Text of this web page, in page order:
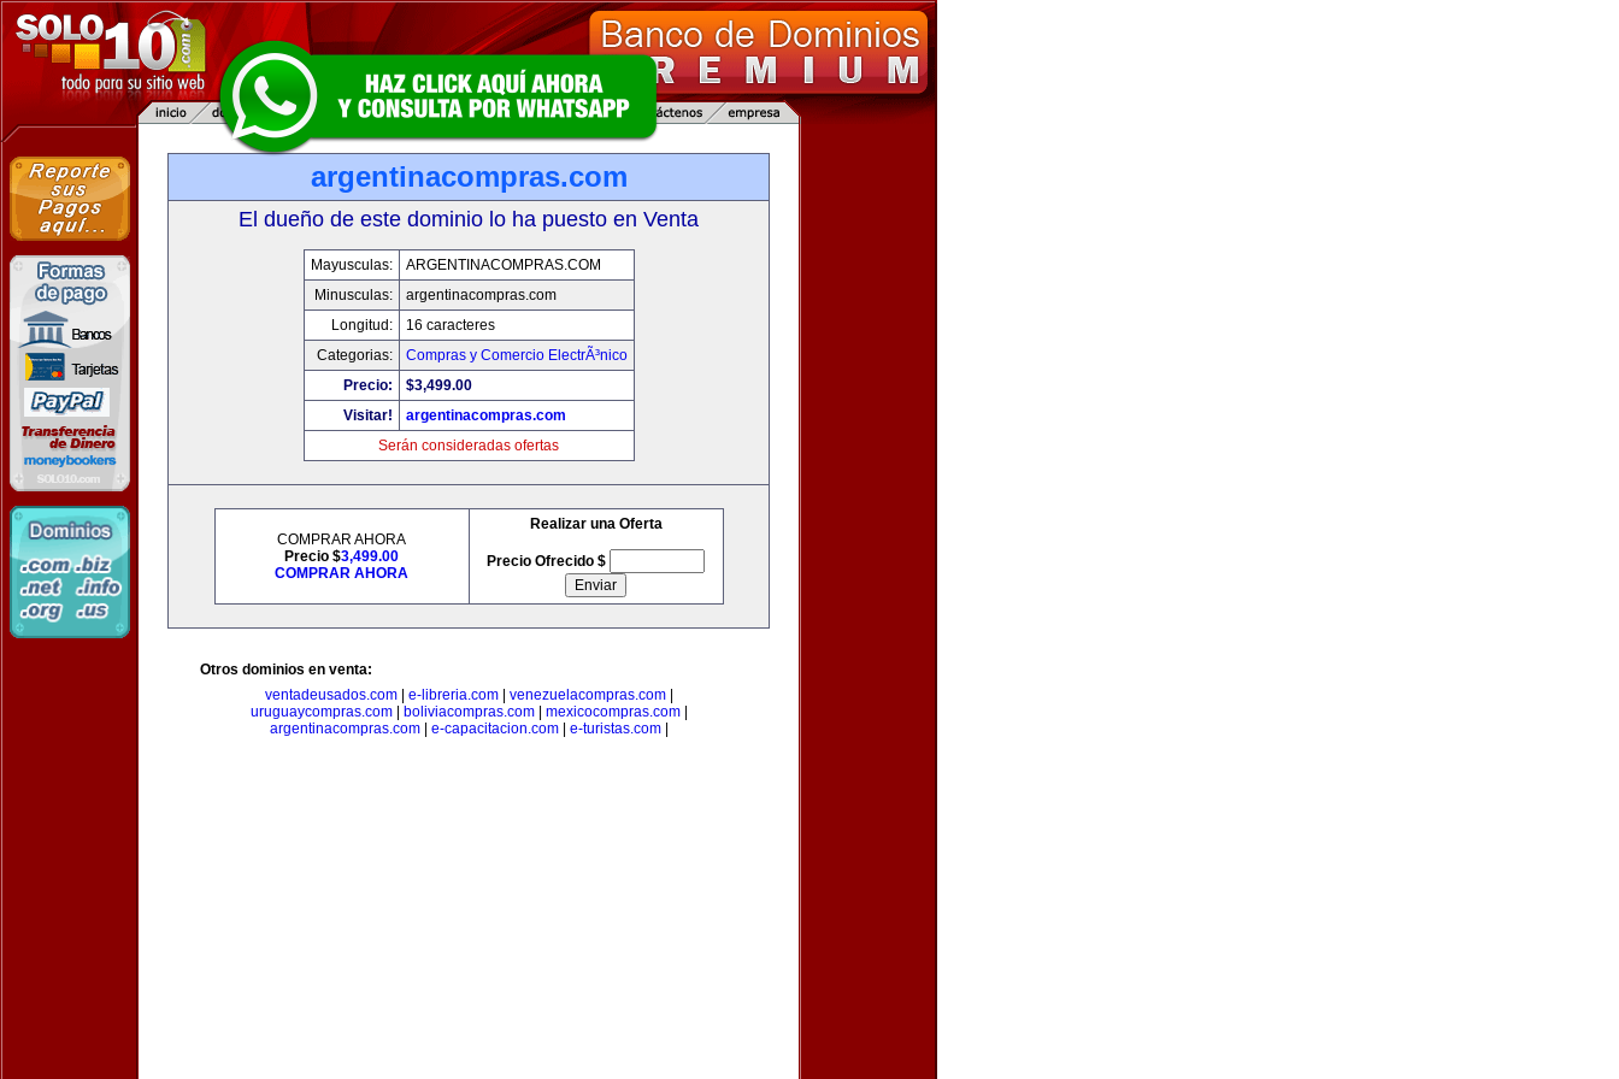
argentinacompras.com
El dueño de este dominio lo ha puesto en Venta
Mayusculas:
ARGENTINACOMPRAS.COM
Minusculas:
argentinacompras.com
Longitud:
16 caracteres
Categorias:
Compras y Comercio ElectrÃ³nico
Precio:
$3,499.00
Visitar!
argentinacompras.com
Serán consideradas ofertas
COMPRAR AHORA
Precio $3,499.00
COMPRAR AHORA
Realizar una Oferta
Precio Ofrecido $
Otros dominios en venta:
ventadeusados.com| e-libreria.com| venezuelacompras.com|
uruguaycompras.com| boliviacompras.com| mexicocompras.com|
argentinacompras.com| e-capacitacion.com| e-turistas.com|